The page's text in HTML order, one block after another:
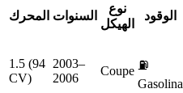
المحرك السنوات
نوع
الهيكل
الوقود
1.5 (94
CV)
2003–
2006
Coupe ⛽
Gasolina